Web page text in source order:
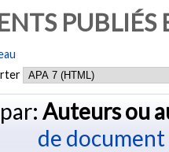
PUBLIÉS
Auteurs ou
de document